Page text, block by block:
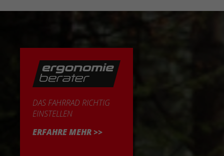
DAS FAHRRAD RICHTIG
EINSTELLEN
ERFAHRE MEHR >>